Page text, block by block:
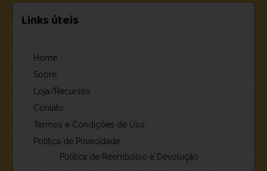
Links úteis
Home
Sobre
Loja/Recursos
Contato
Termos e Condições de Uso
Política de Privacidade
Política de Reembolso e Devolução